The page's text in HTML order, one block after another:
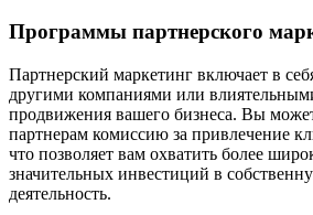
Программы партнерского
Партнерский маркетинг включает в
другими компаниями или
продвижения вашего бизнеса. Вы
партнерам комиссию за привлечение
что позволяет вам охватить более
значительных инвестиций в
деятельность.